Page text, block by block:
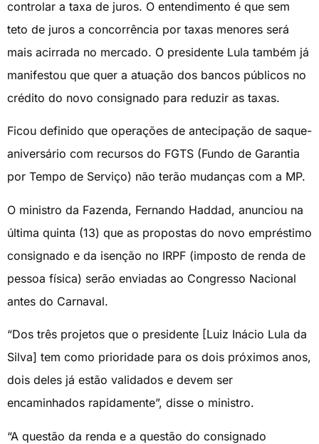
controlar a taxa de juros. O entendimento é que sem
teto de juros a concorrência por taxas menores será
mais acirrada no mercado. O presidente Lula também já
manifestou que quer a atuação dos bancos públicos no
crédito do novo consignado para reduzir as taxas.
Ficou definido que operações de antecipação de saque-
aniversário com recursos do FGTS (Fundo de Garantia
por Tempo de Serviço) não terão mudanças com a MP.
O ministro da Fazenda, Fernando Haddad, anunciou na
última quinta (13) que as propostas do novo empréstimo
consignado e da isenção no IRPF (imposto de renda de
pessoa física) serão enviadas ao Congresso Nacional
antes do Carnaval.
“Dos três projetos que o presidente [Luiz Inácio Lula da
Silva] tem como prioridade para os dois próximos anos,
dois deles já estão validados e devem ser
encaminhados rapidamente”, disse o ministro.
“A questão da renda e a questão do consignado